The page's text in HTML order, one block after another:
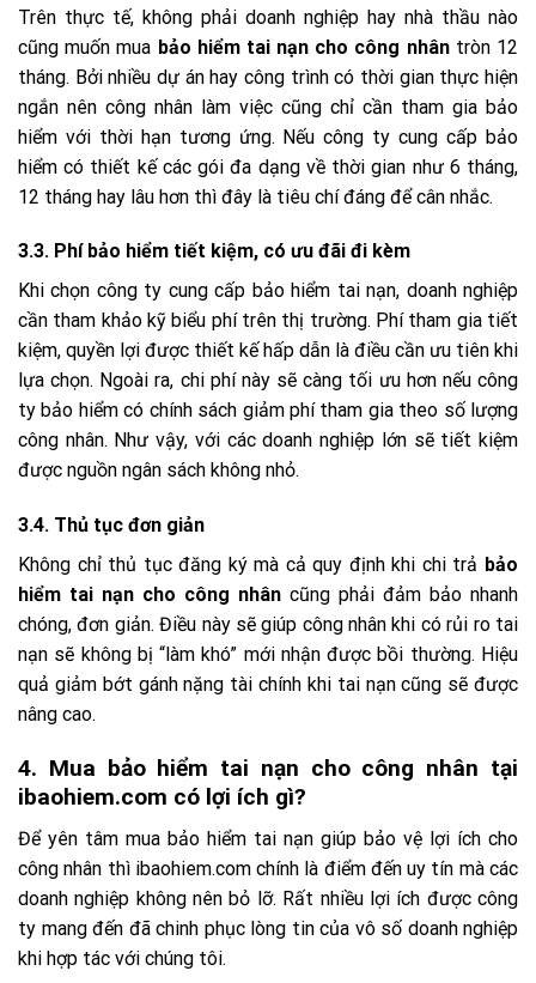
Trên thực tế, không phải doanh nghiệp hay nhà thầu nào
cũng muốn mua bảo hiểm tai nạn cho công nhântròn 12
tháng. Bởi nhiều dự án hay công trình có thời gian thực hiện
ngắn nên công nhân làm việc cũng chỉ cần tham gia bảo
hiểm với thời hạn tương ứng. Nếu công ty cung cấp bảo
hiểm có thiết kế các gói đa dạng về thời gian như 6 tháng,
12 tháng hay lâu hơn thì đây là tiêu chí đáng để cân nhắc.
3.3. Phí bảo hiểm tiết kiệm, có ưu đãi đi kèm
Khi chọn công ty cung cấp bảo hiểm tai nạn, doanh nghiệp
cần tham khảo kỹ biểu phí trên thị trường. Phí tham gia tiết
kiệm, quyền lợi được thiết kế hấp dẫn là điều cần ưu tiên khi
lựa chọn. Ngoài ra, chi phí này sẽ càng tối ưu hơn nếu công
ty bảo hiểm có chính sách giảm phí tham gia theo số lượng
công nhân. Như vậy, với các doanh nghiệp lớn sẽ tiết kiệm
được nguồn ngân sách không nhỏ.
3.4. Thủ tục đơn giản
Không chỉ thủ tục đăng ký mà cả quy định khi chi trả bảo
hiểm tai nạn cho công nhân cũng phải đảm bảo nhanh
chóng, đơn giản. Điều này sẽ giúp công nhân khi có rủi ro tai
nạn sẽ không bị “làm khó” mới nhận được bồi thường. Hiệu
quả giảm bớt gánh nặng tài chính khi tai nạn cũng sẽ được
nâng cao.
4. Mua bảo hiểm tai nạn cho công nhân tại
ibaohiem.com có lợi ích gì?
Để yên tâm mua bảo hiểm tai nạn giúp bảo vệ lợi ích cho
công nhân thì ibaohiem.com chính là điểm đến uy tín mà các
doanh nghiệp không nên bỏ lỡ. Rất nhiều lợi ích được công
ty mang đến đã chinh phục lòng tin của vô số doanh nghiệp
khi hợp tác với chúng tôi.